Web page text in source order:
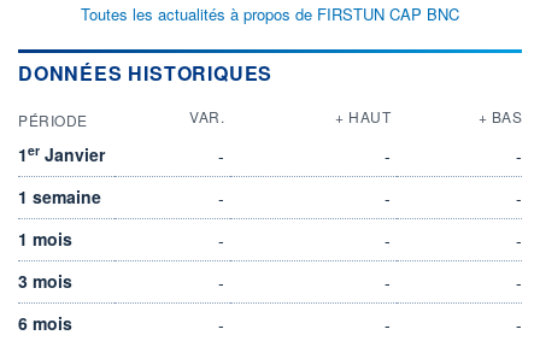
Toutes les actualités à propos de FIRSTUN CAP BNC
DONNÉES HISTORIQUES
PÉRIODE VAR. + HAUT + BAS
1er Janvier - -
-
1 semaine
- -
-
1 mois
- -
-
3 mois
- -
-
6 mois
- -
-